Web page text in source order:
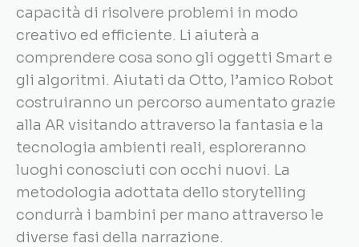
capacità di risolvere problemi in modo
creativo ed efficiente. Li aiuterà a
comprendere cosa sono gli oggetti Smart e
gli algoritmi. Aiutati da Otto, l’amico Robot
costruiranno un percorso aumentato grazie
alla AR visitando attraverso la fantasia e la
tecnologia ambienti reali, esploreranno
luoghi conosciuti con occhi nuovi. La
metodologia adottata dello storytelling
condurrà i bambini per mano attraverso le
diverse fasi della narrazione.